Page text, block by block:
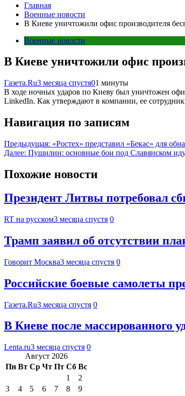
Главная
Военные новости
В Киеве уничтожили офис производителя
Военные новости
В Киеве уничтожили офис
Газета.Ru3 месяца спустя01 минуты
В ходе ночных ударов по Киеву был уничтожен
LinkedIn. Как утверждают в компании, ее
Навигация по записям
Предыдущая: «Ростех» представил «Бекас» для
Далее: Пушилин: основные бои под Славянском
Похожие новости
Президент Литвы потребовал
RT на русском3 месяца спустя 0
Трамп заявил об отсутствии
Говорит Москва3 месяца спустя 0
Российские боевые самолеты
Газета.Ru3 месяца спустя 0
В Киеве после массированного
Lenta.ru3 месяца спустя 0
Август 2026
Пн Вт Ср Чт Пт Сб Вс
1
2
3
4 5 6 7 8
9